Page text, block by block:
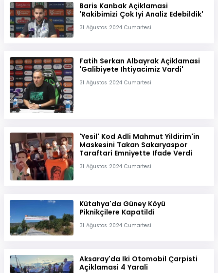
Baris Kanbak Açiklamasi
'Rakibimizi Çok Iyi Analiz Edebildik'
31 Ağustos 2024 Cumartesi
Fatih Serkan Albayrak Açiklamasi
'Galibiyete Ihtiyacimiz Vardi'
31 Ağustos 2024 Cumartesi
'Yesil' Kod Adli Mahmut Yildirim'in
Maskesini Takan Sakaryaspor
Taraftari Emniyette Ifade Verdi
31 Ağustos 2024 Cumartesi
Kütahya'da Güney Köyü
Piknikçilere Kapatildi
31 Ağustos 2024 Cumartesi
Aksaray'da Iki Otomobil Çarpisti
Açiklamasi 4 Yarali